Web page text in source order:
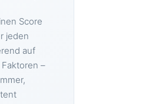
Score
jeden
auf
–